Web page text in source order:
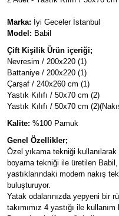
Marka: İyi Geceler İstanbul
Model: Babil
Çift Kişilik Ürün içeriği;
Nevresim / 200x220 (1)
Battaniye / 200x220 (1)
Çarşaf / 240x260 cm (1)
Yastık Kılıfı / 50x70 cm (2)
Yastık Kılıfı / 50x70 cm
Kalite: %100 Pamuk
Genel Özellikler;
Özel yıkama tekniği
boyama tekniği ile üretilen Babil,
yastıklarındaki modern nakış
buluşturuyor.
Yatak odalarınızda yepyeni bir
takımımız 4 yastığı ile kullanım